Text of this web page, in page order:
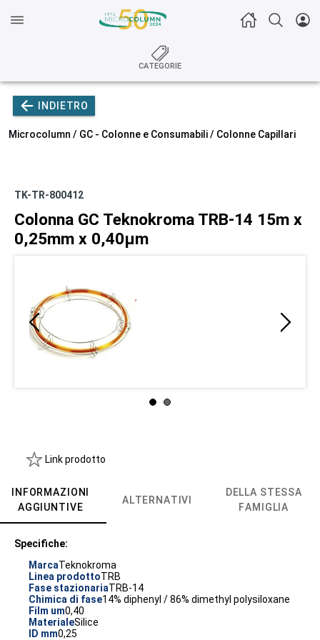
CATEGORIE
INDIETRO
Microcolumn / GC - Colonne e Consumabili/ Colonne Capillari
TK-TR-800412
Colonna GC Teknokroma TRB-14 15m x
0,25mm x 0,40µm
Link prodotto
INFORMAZIONI
AGGIUNTIVE
ALTERNATIVI
DELLA STESSA
FAMIGLIA
Specifiche:
MarcaTeknokroma
Linea prodottoTRB
Fase stazionariaTRB-14
Chimica di fase14% diphenyl / 86% dimethyl polysiloxane
Film um0,40
MaterialeSilice
ID mm0,25